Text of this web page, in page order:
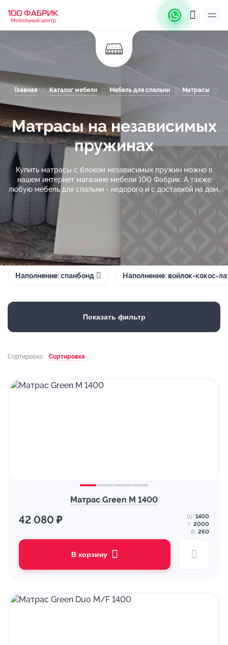
Мебельный центр
Главная Каталог мебели Мебель для спальни Матрасы
Матрасы на независимых
пружинах
Купить матрасы с блоком независимых пружин можно в
нашем интернет магазине мебели 100 Фабрик. А также
любую мебель для спальни - недорого и с доставкой на дом.
Наполнение: спанбонд Наполнение: войлок-кокос-
Показать фильтр
Сортировка: Сортировка
Матрас Green M 1400
42 080 ₽ Ш: 1400
Г: 2000
В: 260
В корзину